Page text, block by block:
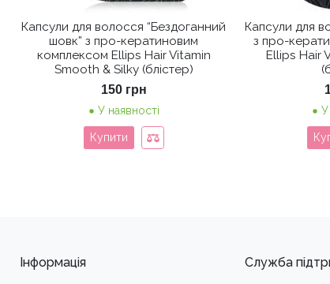
Капсули для волосся “Бездоганний
шовк” з про-кератиновим
комплексом Ellips Hair Vitamin
Smooth & Silky (блістер)
150 грн
У наявності
Купити
Капсули для
з про-
Ellips Hair
У
Служба
Інформація